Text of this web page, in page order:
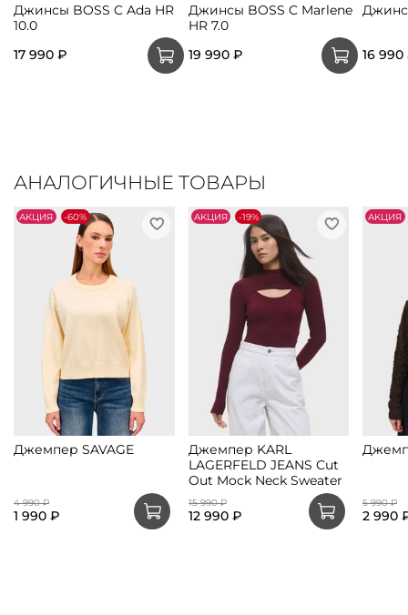
Джинсы BOSS C Ada HR
10.0
17 990 ₽
Джинсы BOSS C Marlene
HR 7.0
19 990 ₽
16
АНАЛОГИЧНЫЕ ТОВАРЫ
АKЦИЯ -60%
Джемпер SAVAGE
4 990 ₽
1 990 ₽
АKЦИЯ -19%
Джемпер KARL
LAGERFELD JEANS Cut
Out Mock Neck Sweater
15 990 ₽
12 990 ₽
АKЦИЯ
5 990 ₽
2 990